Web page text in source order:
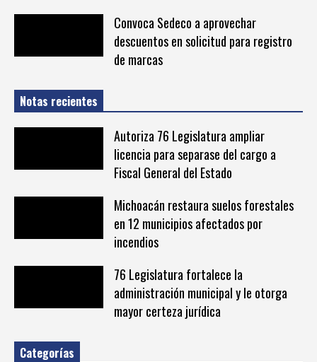
Convoca Sedeco a aprovechar
descuentos en solicitud para registro
de marcas
Notas recientes
Autoriza 76 Legislatura ampliar
licencia para separase del cargo a
Fiscal General del Estado
Michoacán restaura suelos forestales
en 12 municipios afectados por
incendios
76 Legislatura fortalece la
administración municipal y le otorga
mayor certeza jurídica
Categorías